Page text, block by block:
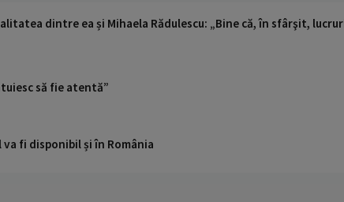
dintre ea și Mihaela Rădulescu: „Bine că, în sfârşit,
să fie atentă”
fi disponibil și în România